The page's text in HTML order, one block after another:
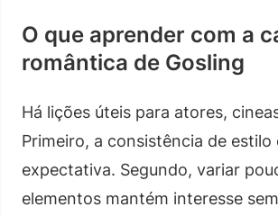
O que aprender com a
romântica de Gosling
Há lições úteis para atores,
Primeiro, a consistência de estilo
expectativa. Segundo, variar
elementos mantém interesse